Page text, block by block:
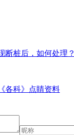
断桩后，如何处理？
各科》点睛资料